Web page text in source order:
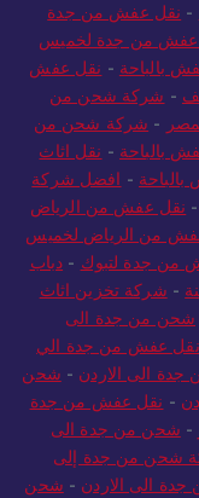
- نقل عفش من جدة
عفش من جدة لخميس
بالباحة - نقل عفش
- شركة شحن من
- شركة شحن من
بالباحة - نقل اثاث
- افضل شركة
- نقل عفش من الرياض
من الرياض لخميس
من جدة لتبوك - دباب
- شركة تخزين اثاث
شحن من جدة الى
نقل عفش من جدة الي
الى الاردن - شحن
- نقل عفش من جدة
- شحن من جدة الى
شحن من جدة إلى
الى الاردن - شحن